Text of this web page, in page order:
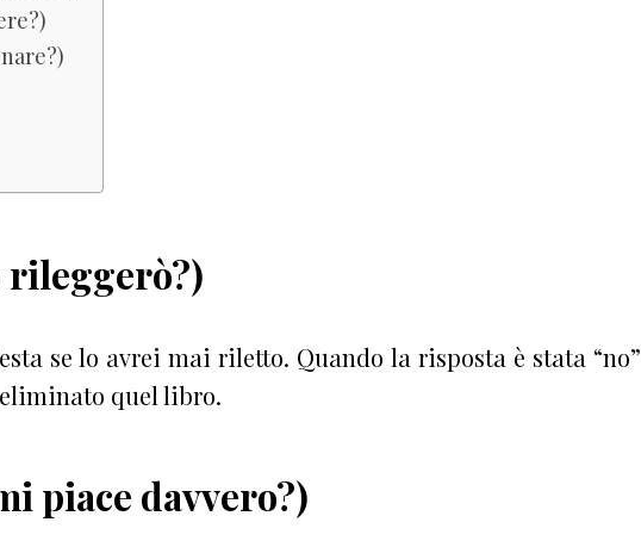
rileggerò?)
se lo avrei mai riletto. Quando la risposta è stata “no”
eliminato quel libro.
piace davvero?)